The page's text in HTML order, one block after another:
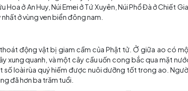
và Đài sưu tập Kinh. Khi bạn ra khỏi Đền